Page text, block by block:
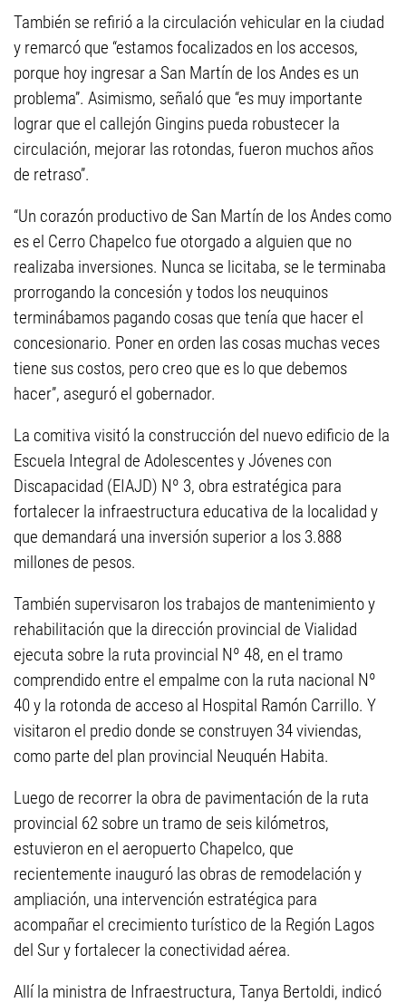
También se refirió a la circulación vehicular en la ciudad
y remarcó que “estamos focalizados en los accesos,
porque hoy ingresar a San Martín de los Andes es un
problema”. Asimismo, señaló que “es muy importante
lograr que el callejón Gingins pueda robustecer la
circulación, mejorar las rotondas, fueron muchos años
de retraso”.
“Un corazón productivo de San Martín de los Andes como
es el Cerro Chapelco fue otorgado a alguien que no
realizaba inversiones. Nunca se licitaba, se le terminaba
prorrogando la concesión y todos los neuquinos
terminábamos pagando cosas que tenía que hacer el
concesionario. Poner en orden las cosas muchas veces
tiene sus costos, pero creo que es lo que debemos
hacer”, aseguró el gobernador.
La comitiva visitó la construcción del nuevo edificio de la
Escuela Integral de Adolescentes y Jóvenes con
Discapacidad (EIAJD) Nº 3, obra estratégica para
fortalecer la infraestructura educativa de la localidad y
que demandará una inversión superior a los 3.888
millones de pesos.
También supervisaron los trabajos de mantenimiento y
rehabilitación que la dirección provincial de Vialidad
ejecuta sobre la ruta provincial Nº 48, en el tramo
comprendido entre el empalme con la ruta nacional Nº
40 y la rotonda de acceso al Hospital Ramón Carrillo. Y
visitaron el predio donde se construyen 34 viviendas,
como parte del plan provincial Neuquén Habita.
Luego de recorrer la obra de pavimentación de la ruta
provincial 62 sobre un tramo de seis kilómetros,
estuvieron en el aeropuerto Chapelco, que
recientemente inauguró las obras de remodelación y
ampliación, una intervención estratégica para
acompañar el crecimiento turístico de la Región Lagos
del Sur y fortalecer la conectividad aérea.
Allí la ministra de Infraestructura, Tanya Bertoldi, indicó